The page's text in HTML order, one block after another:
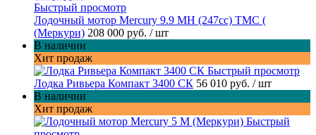
Быстрый просмотр
Лодочный мотор Mercury 9.9 МН (247cc) TMC (
(Меркури) 208 000 руб. / шт
В наличии
Хит продаж
Быстрый просмотр
Лодка Ривьера Компакт 3400 СК 56 010 руб. / шт
В наличии
Хит продаж
Быстрый